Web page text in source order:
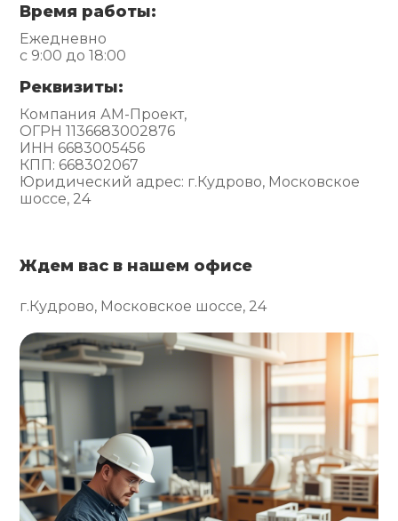
Время работы:
Ежедневно
с 9:00 до 18:00
Реквизиты:
Компания АМ-Проект,
ОГРН 1136683002876
ИНН 6683005456
КПП: 668302067
Юридический адрес: г.Кудрово, Московское
шоссе, 24
Ждем вас в нашем офисе
г.Кудрово, Московское шоссе, 24